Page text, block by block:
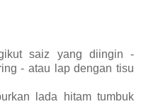
saiz yang diingin -
- atau lap dengan tisu
lada hitam tumbuk